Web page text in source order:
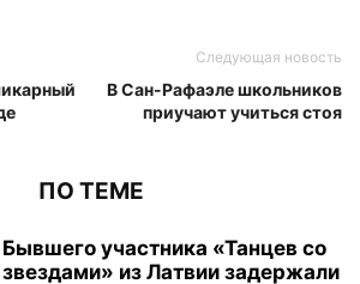
Следующая новость
В Сан-Рафаэле школьников
приучают учиться стоя
ПО ТЕМЕ
Бывшего участника «Танцев со
звездами» из Латвии задержали